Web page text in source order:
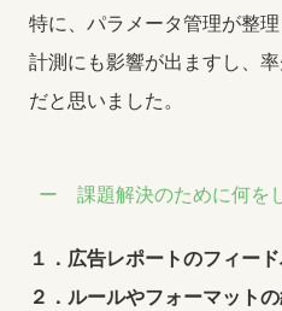
特に、パラメータ管理が整理
計測にも影響が出ますし、
だと思いました。
課題解決のために何を
１．広告レポートのフィー
２．ルールやフォーマット